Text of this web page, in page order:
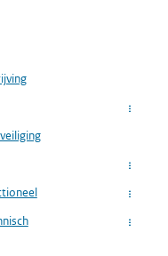
...
...
...
...